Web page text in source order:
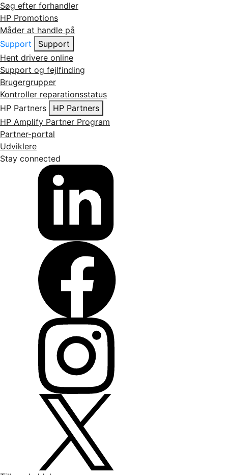
Søg efter forhandler
HP Promotions
Måder at handle på
Support
Support
Hent drivere online
Support og fejlfinding
Brugergrupper
Kontroller reparationsstatus
HP Partners
HP Partners
HP Amplify Partner Program
Partner-portal
Udviklere
Stay connected